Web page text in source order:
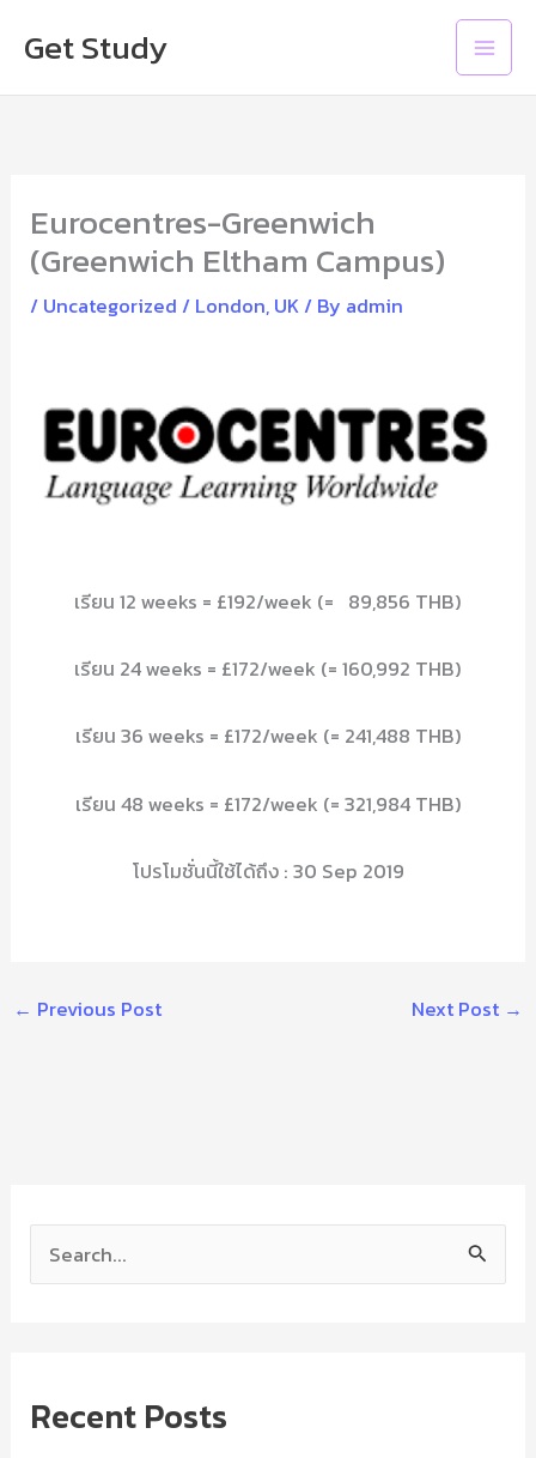
content
Get Study
Main
Eurocentres-Greenwich
(Greenwich Eltham Campus)
/ Uncategorized / London, UK / By admin
เรียน 12 weeks = £192/week (= 89,856 THB)
เรียน 24 weeks = £172/week (= 160,992 THB)
เรียน 36 weeks = £172/week (= 241,488 THB)
เรียน 48 weeks = £172/week (= 321,984 THB)
โปรโมชั่นนี้ใช้ได้ถึง : 30 Sep 2019
← Previous Post Next Post →
c
Recent Posts